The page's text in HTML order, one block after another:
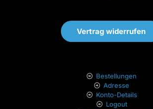
Vertrag widerrufen
Bestellungen
Adresse
Konto-Details
Logout